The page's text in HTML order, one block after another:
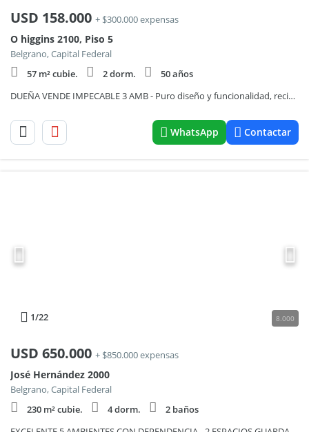
USD 158.000 + $300.000 expensas
O higgins 2100, Piso 5
Belgrano, Capital Federal
57 m² cubie.
2 dorm.
50 años
DUEÑA VENDE IMPECABLE 3 AMB - Puro diseño y funcionalidad, reciclado a nuevo Belgrano Barrancas
WhatsApp Contactar
1/22 8.000
USD 650.000 + $850.000 expensas
José Hernández 2000
Belgrano, Capital Federal
230 m² cubie.
4 dorm.
2 baños